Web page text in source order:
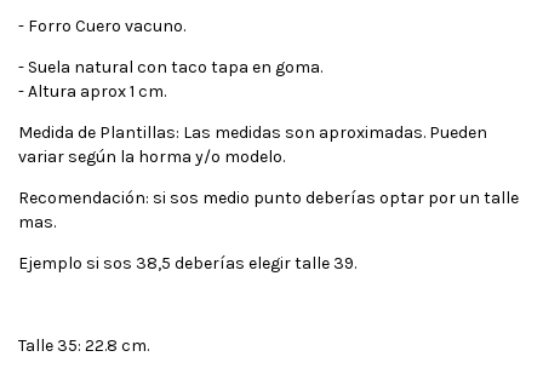
- Forro Cuero vacuno.
- Suela natural con taco tapa en goma.
- Altura aprox 1 cm.
Medida de Plantillas: Las medidas son aproximadas. Pueden
variar según la horma y/o modelo.
Recomendación: si sos medio punto deberías optar por un talle
mas.
Ejemplo si sos 38,5 deberías elegir talle 39.
Talle 35: 22.8 cm.